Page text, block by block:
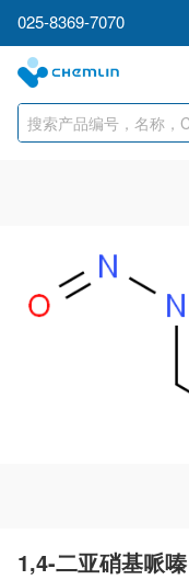
025-8369-7070
1,4-二亚硝基哌嗪